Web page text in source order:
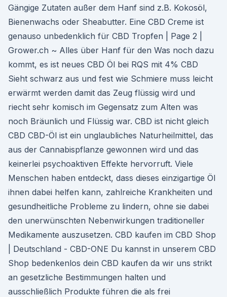
Gängige Zutaten außer dem Hanf sind z.B. Kokosöl,
Bienenwachs oder Sheabutter. Eine CBD Creme ist
genauso unbedenklich für CBD Tropfen | Page 2 |
Grower.ch ~ Alles über Hanf für den Was noch dazu
kommt, es ist neues CBD Öl bei RQS mit 4% CBD
Sieht schwarz aus und fest wie Schmiere muss leicht
erwärmt werden damit das Zeug flüssig wird und
riecht sehr komisch im Gegensatz zum Alten was
noch Bräunlich und Flüssig war. CBD ist nicht gleich
CBD CBD-Öl ist ein unglaubliches Naturheilmittel, das
aus der Cannabispflanze gewonnen wird und das
keinerlei psychoaktiven Effekte hervorruft. Viele
Menschen haben entdeckt, dass dieses einzigartige Öl
ihnen dabei helfen kann, zahlreiche Krankheiten und
gesundheitliche Probleme zu lindern, ohne sie dabei
den unerwünschten Nebenwirkungen traditioneller
Medikamente auszusetzen. CBD kaufen im CBD Shop
| Deutschland - CBD-ONE Du kannst in unserem CBD
Shop bedenkenlos dein CBD kaufen da wir uns strikt
an gesetzliche Bestimmungen halten und
ausschließlich Produkte führen die als frei